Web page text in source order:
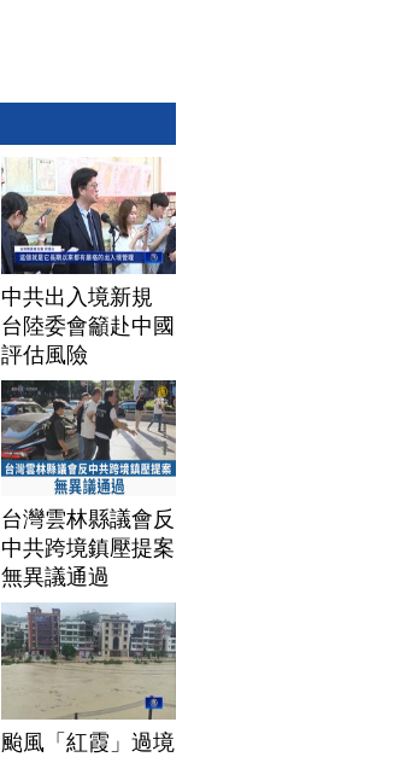
中共出入境新規
台陸委會籲赴中國
評估風險
台灣雲林縣議會反
中共跨境鎮壓提案
無異議通過
颱風「紅霞」過境